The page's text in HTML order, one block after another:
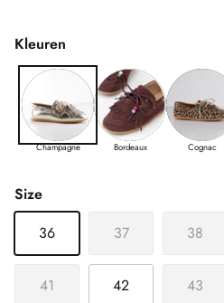
Kleuren
Bordeaux Cognac
Champagne
Size
36
37 38
41 42 43